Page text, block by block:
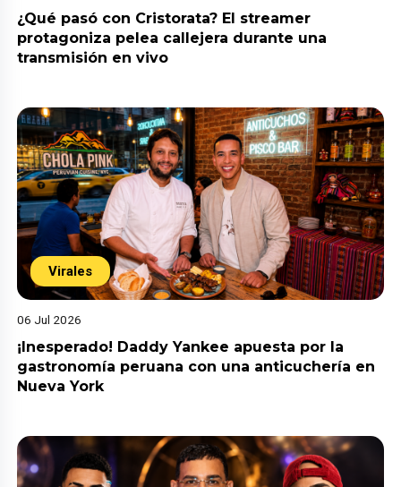
¿Qué pasó con Cristorata? El streamer
protagoniza pelea callejera durante una
transmisión en vivo
Virales
06 Jul 2026
¡Inesperado! Daddy Yankee apuesta por la
gastronomía peruana con una anticuchería en
Nueva York